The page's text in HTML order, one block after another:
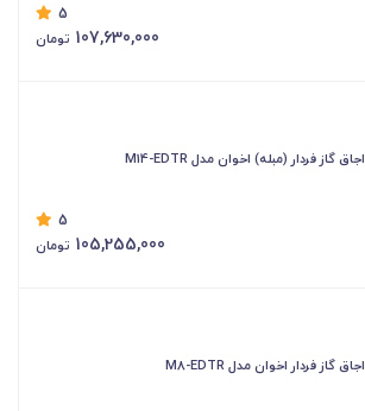
5
107,630,000 تومان
اجاق گاز فردار (مبله) اخوان مدل M14-EDTR
5
105,255,000 تومان
اجاق گاز فردار اخوان مدل M8-EDTR